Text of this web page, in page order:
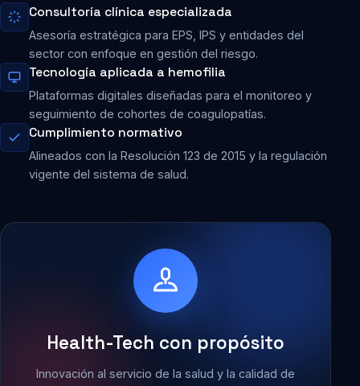
Consultoría clínica especializada
Asesoría estratégica para EPS, IPS y entidades del
sector con enfoque en gestión del riesgo.
Tecnología aplicada a hemofilia
Plataformas digitales diseñadas para el monitoreo y
seguimiento de cohortes de coagulopatías.
Cumplimiento normativo
Alineados con la Resolución 123 de 2015 y la regulación
vigente del sistema de salud.
Health-Tech con propósito
Innovación al servicio de la salud y la calidad de